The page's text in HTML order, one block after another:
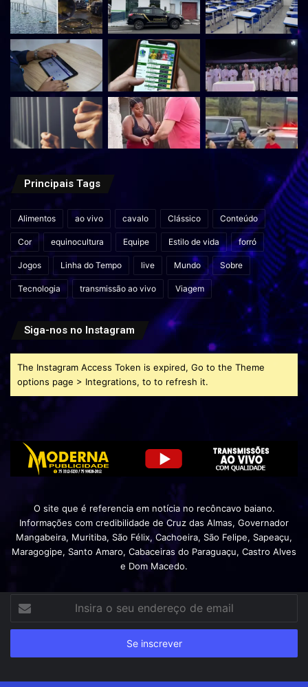
Principais Tags
Alimentos ao vivo cavalo Clássico Conteúdo
Cor equinocultura Equipe Estilo de vida forró
Jogos Linha do Tempo live Mundo Sobre
Tecnologia transmissão ao vivo Viagem
Siga-nos no Instagram
The Instagram Access Token is expired, Go to the Theme
options page > Integrations, to to refresh it.
O site que é referencia em notícia no recôncavo baiano.
Informações com credibilidade de Cruz das Almas, Governador
Mangabeira, Muritiba, São Félix, Cachoeira, São Felipe, Sapeaçu,
Maragogipe, Santo Amaro, Cabaceiras do Paraguaçu, Castro Alves
e Dom Macedo.
seu
de